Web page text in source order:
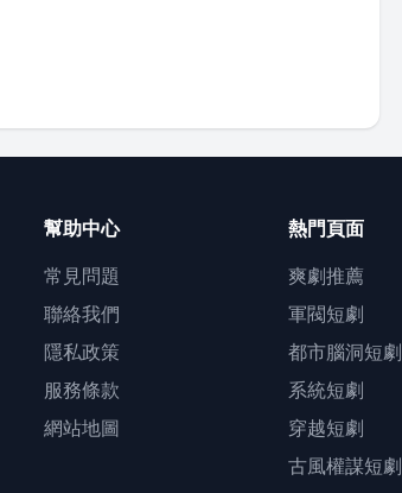
幫助中心
常見問題
聯絡我們
隱私政策
服務條款
網站地圖
熱門頁面
爽劇推薦
軍閥短劇
都市腦洞短劇
系統短劇
穿越短劇
古風權謀短劇